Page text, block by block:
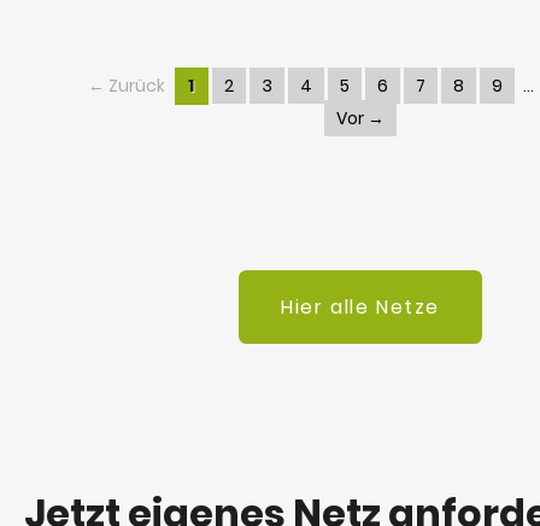
← Zurück 1 2 3 4 5 6 7 8
9
Vor →
Hier alle Netze
Jetzt eigenes Netz